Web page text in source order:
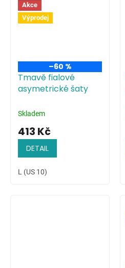
Akce
Výprodej
–60 %
Tmavě fialové
asymetrické šaty
Skladem
413 Kč
DETAIL
L (US 10)